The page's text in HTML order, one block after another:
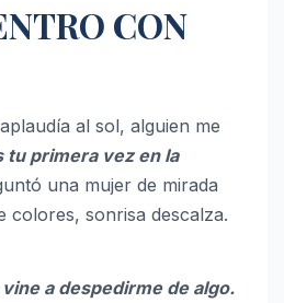
CON
al sol, alguien me
tu primera vez en la
una mujer de mirada
colores, sonrisa descalza.
a despedirme de algo.